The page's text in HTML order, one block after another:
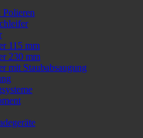
Polieren
115 mm
230 mm
mit Staubabsaugung